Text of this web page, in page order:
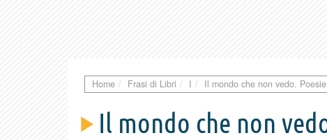
Home Frasi di Libri I Il mondo che non vedo.
Il mondo che non